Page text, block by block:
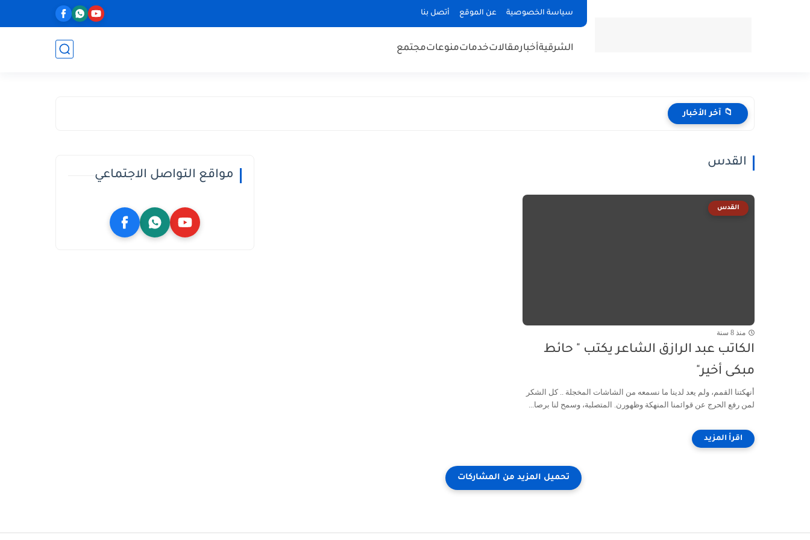
سياسة الخصوصية عن الموقع أتصل بنا
الشرقيةأخبارمقالاتخدماتمنوعاتمجتمع
📁 آخر الأخبار
القدس
القدس
منذ 8 سنة
الكاتب عبد الرازق الشاعر يكتب " حائط
مبكى أخير"
أنهكتنا القمم، ولم يعد لدينا ما نسمعه من الشاشات المخجلة .. كل الشكر
لمن رفع الحرج عن قوائمنا المنهكة وظهورن. المتصلبة، وسمح لنا برصا...
مواقع التواصل الاجتماعي